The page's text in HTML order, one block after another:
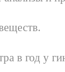
в год у